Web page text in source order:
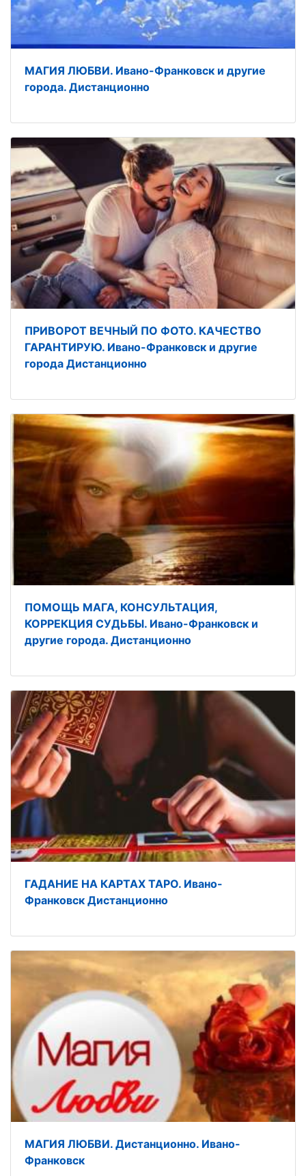
МАГИЯ ЛЮБВИ. Ивано-Франковск и другие
города. Дистанционно
ПРИВОРОТ ВЕЧНЫЙ ПО ФОТО. КАЧЕСТВО
ГАРАНТИРУЮ. Ивано-Франковск и другие
города Дистанционно
ПОМОЩЬ МАГА, КОНСУЛЬТАЦИЯ,
КОРРЕКЦИЯ СУДЬБЫ. Ивано-Франковск и
другие города. Дистанционно
ГАДАНИЕ НА КАРТАХ ТАРО. Ивано-
Франковск Дистанционно
МАГИЯ ЛЮБВИ. Дистанционно. Ивано-
Франковск